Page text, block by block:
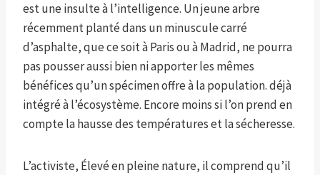
est une insulte à l’intelligence. Un jeune arbre
récemment planté dans un minuscule carré
d’asphalte, que ce soit à Paris ou à Madrid, ne pourra
pas pousser aussi bien ni apporter les mêmes
bénéfices qu’un spécimen offre à la population.déjà
intégré à l’écosystème. Encore moins si l’on prend en
compte la hausse des températures et la sécheresse.
L’activiste, Élevé en pleine nature, il comprend qu’il